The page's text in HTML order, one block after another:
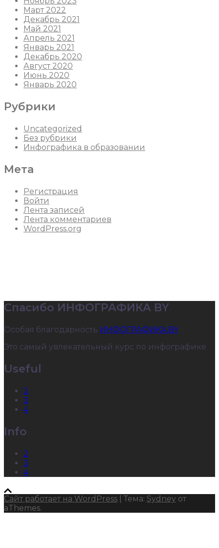
Март 2022
Декабрь 2021
Май 2021
Апрель 2021
Январь 2021
Декабрь 2020
Август 2020
Июнь 2020
Январь 2020
Рубрики
Uncategorized
Без рубрики
Инфографика в образовании
Мета
Регистрация
Войти
Лента записей
Лента комментариев
WordPress.org
Спасибо ИНФОГРАФИКА BY
Особая благодарность ИНФОГРАФИКА.BY
Это самый увлекательный курс по инфографике
Useful
2
3
4
Info
2
3
4
Сайт работает на WordPress Тема: Sydney от
aThemes.